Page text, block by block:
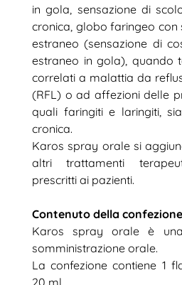
in gola, sensazione di
cronica, globo faringeo con
estraneo (sensazione di
estraneo in gola), quando
correlati a malattia da
(RFL) o ad affezioni delle
quali faringiti e laringiti,
cronica.
Karos spray orale si
altri trattamenti
prescritti ai pazienti.
Contenuto della confezione
Karos spray orale è
somministrazione orale.
La confezione contiene 1